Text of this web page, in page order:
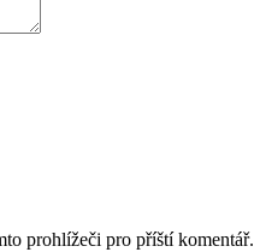
prohlížeči pro příští komentář.